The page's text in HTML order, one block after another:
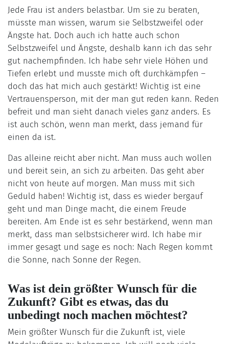
Jede Frau ist anders belastbar. Um sie zu beraten,
müsste man wissen, warum sie Selbstzweifel oder
Ängste hat. Doch auch ich hatte auch schon
Selbstzweifel und Ängste, deshalb kann ich das sehr
gut nachempfinden. Ich habe sehr viele Höhen und
Tiefen erlebt und musste mich oft durchkämpfen –
doch das hat mich auch gestärkt! Wichtig ist eine
Vertrauensperson, mit der man gut reden kann. Reden
befreit und man sieht danach vieles ganz anders. Es
ist auch schön, wenn man merkt, dass jemand für
einen da ist.
Das alleine reicht aber nicht. Man muss auch wollen
und bereit sein, an sich zu arbeiten. Das geht aber
nicht von heute auf morgen. Man muss mit sich
Geduld haben! Wichtig ist, dass es wieder bergauf
geht und man Dinge macht, die einem Freude
bereiten. Am Ende ist es sehr bestärkend, wenn man
merkt, dass man selbstsicherer wird. Ich habe mir
immer gesagt und sage es noch: Nach Regen kommt
die Sonne, nach Sonne der Regen.
Was ist dein größter Wunsch für die
Zukunft? Gibt es etwas, das du
unbedingt noch machen möchtest?
Mein größter Wunsch für die Zukunft ist, viele